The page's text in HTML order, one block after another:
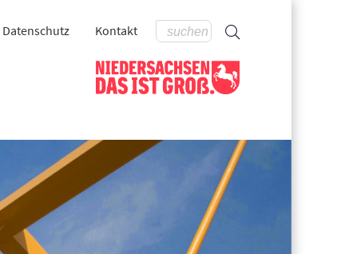
Kontakt
Datenschutz